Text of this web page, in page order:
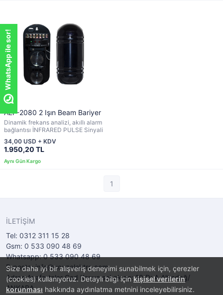
Size daha iyi bir alışveriş deneyimi sunabilmek için, çerezler
(cookies) kullanıyoruz. Detaylı bilgi içinkişisel verilerin
korunması hakkında aydınlatma metnini inceleyebilirsiniz.
ALP-2080 2 Işın Beam Bariyer
Dinamik frekans analizi, akıllı alarm
bağlantısı İNFRARED PULSE Sinyali
1.950,20 TL
34,00 USD + KDV
1
İLETİŞİM
Tel: 0312 311 15 28
Gsm: 0 533 090 48 69
Whatsapp: 0 533 090 48 69
E-posta: info@ucuzelektro.com
Adres:Anafartalar Cad Konya sokak no: 10 D: A Altındağ/
ANKARA
WhatsApp ile sor!
WhatsApp ile sor!